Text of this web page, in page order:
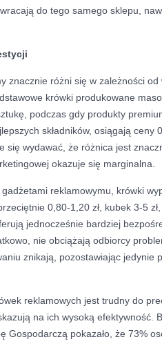
do tego samego sklepu,
znacznie różni się w zależności od
krówki produkowane
podczas gdy produkty
składników, osiągają ceny
się wydawać, że różnica jest
okazuje się marginalna.
reklamowymu, krówki
0,80-1,20 zł, kubek 3-5 zł,
jednocześnie bardziej
nie obciążają odbiorcy
znikają, pozostawiając jedynie
reklamowych jest trudny do
na ich wysoką efektywność.
Gospodarczą pokazało, że 73%